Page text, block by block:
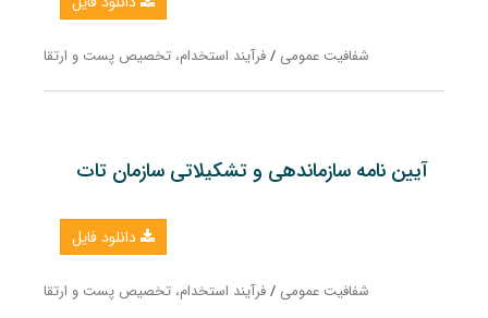
شفافیت عمومی /فرآیند استخدام، تخصیص پست و ارتقا
آیین نامه سازماندهی و تشکیلاتی سازمان تات
دانلود فایل
شفافیت عمومی /فرآیند استخدام، تخصیص پست و ارتقا